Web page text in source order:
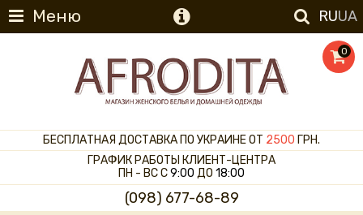
Меню RUUA
0
БЕСПЛАТНАЯ ДОСТАВКА ПО УКРАИНЕ ОТ 2500 ГРН.
ГРАФИК РАБОТЫ КЛИЕНТ-ЦЕНТРА
ПН - ВС С9:00 ДО 18:00
(098) 677-68-89